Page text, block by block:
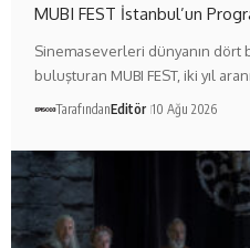
MUBI FEST İstanbul’un
Sinemaseverleri dünyanın dört
buluşturan MUBI FEST, iki yıl
TarafındanEditör 10 Ağu 2026